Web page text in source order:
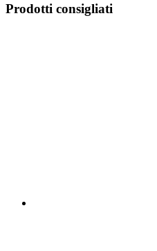
Prodotti consigliati